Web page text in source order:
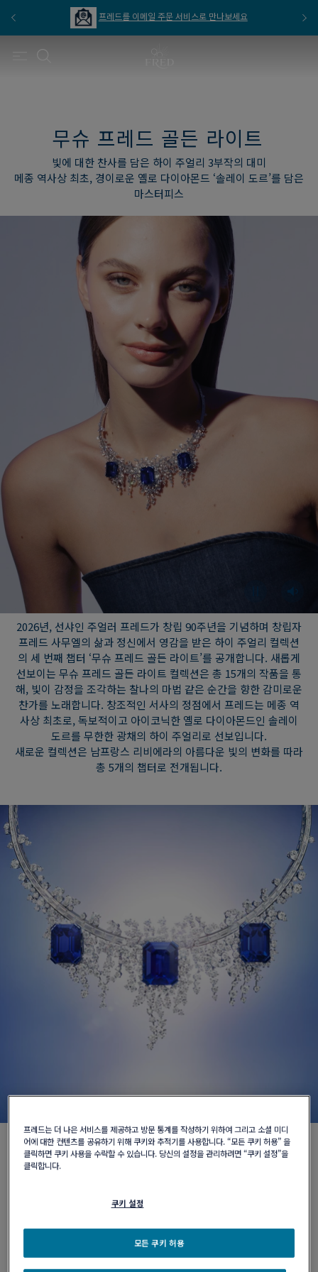
프레드를 이메일 주문 서비스로 만나보세요
무슈 프레드 골든 라이트
빛에 대한 찬사를 담은 하이 주얼리 3부작의 대미
메종 역사상 최초, 경이로운 옐로 다이아몬드 ‘솔레이 도르’를 담은
마스터피스
2026년, 선샤인 주얼러 프레드가 창립 90주년을 기념하며 창립자
프레드 사무엘의 삶과 정신에서 영감을 받은 하이 주얼리 컬렉션
의 세 번째 챕터 ‘무슈 프레드 골든 라이트’를 공개합니다. 새롭게
선보이는 무슈 프레드 골든 라이트 컬렉션은 총 15개의 작품을 통
해, 빛이 감정을 조각하는 찰나의 마법 같은 순간을 향한 감미로운
찬가를 노래합니다. 창조적인 서사의 정점에서 프레드는 메종 역
사상 최초로, 독보적이고 아이코닉한 옐로 다이아몬드인 솔레이
도르를 무한한 광채의 하이 주얼리로 선보입니다.
새로운 컬렉션은 남프랑스 리비에라의 아름다운 빛의 변화를 따라
총 5개의 챕터로 전개됩니다.
문라이트 리플렉션
칸(Cannes)의 눈부시게 반짝이는 밤바다의 풍경을 재현하며, 탄
자나이트와 다이아몬드의 대담한 조화가 돋보이는 독보적인 하이
스터피스를 포함한 두 개의 네크리스, 세 가지 스타일로 연출 가능
지 총 네 점으로 구성되어 칸의 밤바다가 지닌 마법 같은 순간을 완
성합니다. 각각의 디자인은 화이트 골드에 세팅된 라운드 다이아
프레드는 더 나은 서비스를 제공하고 방문 통계를 작성하기 위하여 그리고 소셜 미디
어에 대한 컨텐츠를 공유하기 위해 쿠키와 추적기를 사용합니다. “모든 쿠키 허용” 을
클릭하면 쿠키 사용을 수락할 수 있습니다. 당신의 설정을 관리하려면 “쿠키 설정”을
클릭합니다.
쿠키 설정
모든 쿠키 허용